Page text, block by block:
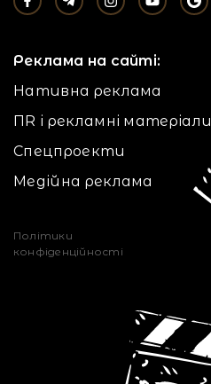
Реклама на сайті:
Нативна реклама
ПR і рекламні матеріали
Спецпроекти
Медійна реклама
Політики
конфіденційності